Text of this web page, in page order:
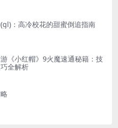
：高冷校花的甜蜜倒追指南
游《小红帽》9火魔速通秘籍：技
全解析